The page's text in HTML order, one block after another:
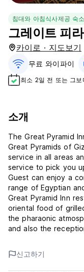
침대와 아침식사제공 숙소
그레이트 피
카이로 · 지도보기
무료 와이파이
최소 2일 전 또는 그
소개
The Great Pyramid
Great Pyramids of
service in all areas
service to pick you
Guest can enjoy a
range of Egyptian
Great Pyramid Inn
oriental food of
the pharaonic atmosphere. The hotel is
and also the
The hotel located
the ancient world
sphinx and 30
신고하기